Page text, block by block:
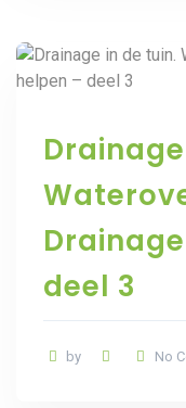
deel 3
by No